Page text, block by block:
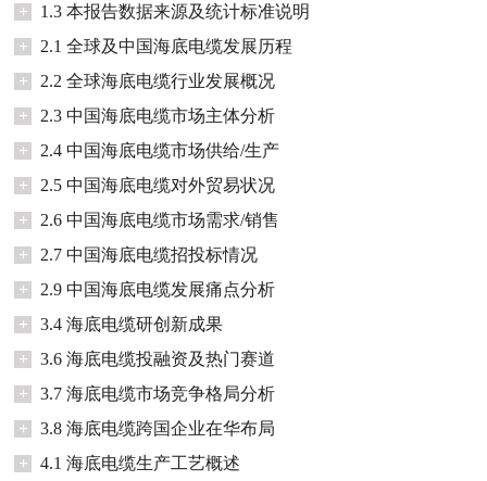
+
1.3 本报告数据来源及统计标准说明
+
2.1 全球及中国海底电缆发展历程
+
2.2 全球海底电缆行业发展概况
+
2.3 中国海底电缆市场主体分析
+
2.4 中国海底电缆市场供给/生产
+
2.5 中国海底电缆对外贸易状况
+
2.6 中国海底电缆市场需求/销售
+
2.7 中国海底电缆招投标情况
+
2.9 中国海底电缆发展痛点分析
+
3.4 海底电缆研创新成果
+
3.6 海底电缆投融资及热门赛道
+
3.7 海底电缆市场竞争格局分析
+
3.8 海底电缆跨国企业在华布局
+
4.1 海底电缆生产工艺概述